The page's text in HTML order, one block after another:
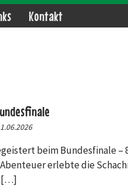
Kontakt
beim Bundesfinale –
erlebte die
[…]